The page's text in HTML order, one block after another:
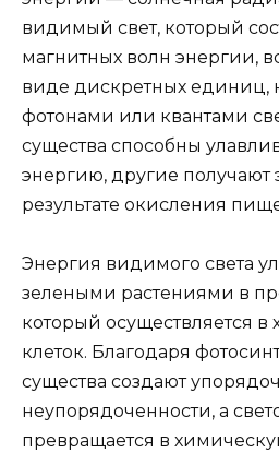
видимый свет, который
магнитных волн энергии,
виде дискретных единиц,
фотонами или квантами
существа способны
энергию, другие получают
результате окисления
Энергия видимого света
зелеными растениями в
который осуществляется в
клеток. Благодаря
существа создают
неупорядоченности, а
превращается в